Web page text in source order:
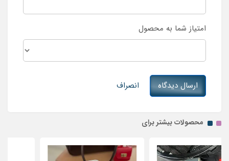
امتیاز شما به محصول
ارسال دیدگاه انصراف
محصولات بیشتر برای